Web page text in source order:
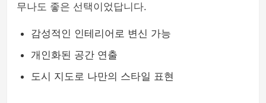
무나도 좋은 선택이었답니다.
감성적인 인테리어로 변신 가능
개인화된 공간 연출
도시 지도로 나만의 스타일 표현